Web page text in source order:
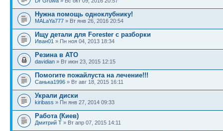
Нужна помощь одноклубнику!
MALaYa777 » Вт янв 26, 2016 20:54
Ищу детали для Forester с разборки
Иван01 » Пн ноя 04, 2013 18:34
Резина в АТО
davidian » Вт июн 23, 2015 12:15
Помогите пожайлуста на лечение!!!
Санька1996 » Вт авг 18, 2015 16:11
Украли диски
kiribass » Пн янв 27, 2014 09:33
Работа (Киев)
Дмитрий Т » Вт апр 07, 2015 14:11